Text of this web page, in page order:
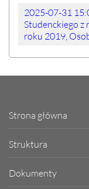
2025-07-31
Studenckiego z
roku 2019,
Strona główna
Struktura
Dokumenty